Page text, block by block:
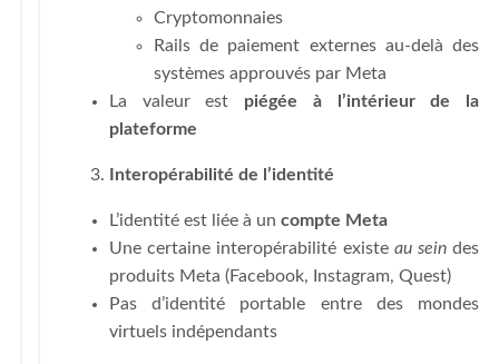
Cryptomonnaies
Rails de paiement externes au-delà des
systèmes approuvés par Meta
La valeur est piégée à l’intérieur de la
plateforme
Interopérabilité de l’identité
L’identité est liée à un compte Meta
Une certaine interopérabilité existe au seindes
produits Meta (Facebook, Instagram, Quest)
Pas d’identité portable entre des mondes
virtuels indépendants